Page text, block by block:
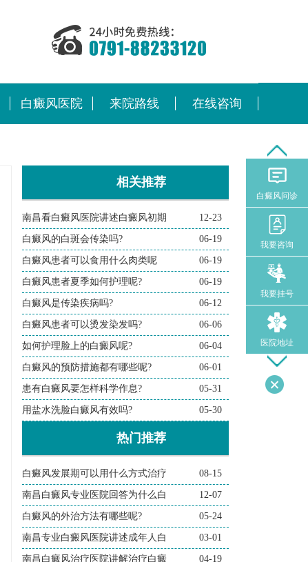
白癜风医院 来院路线 在线咨询
相关推荐
南昌看白癜风医院讲述白癜风初期 12-23
白癜风的白斑会传染吗? 06-19
白癜风患者可以食用什么肉类呢 06-19
白癜风患者夏季如何护理呢? 06-19
白癜风是传染疾病吗? 06-12
白癜风患者可以烫发染发吗? 06-06
如何护理脸上的白癜风呢? 06-04
白癜风的预防措施都有哪些呢? 06-01
患有白癜风要怎样科学作息? 05-31
用盐水洗脸白癜风有效吗? 05-30
热门推荐
白癜风发展期可以用什么方式治疗 08-15
南昌白癜风专业医院回答为什么白 12-07
白癜风的外治方法有哪些呢? 05-24
南昌专业白癜风医院讲述成年人白 03-01
南昌白癜风治疗医院讲解治疗白癜 04-19
白癜风问诊
我要咨询
我要挂号
医院地址
导医问诊